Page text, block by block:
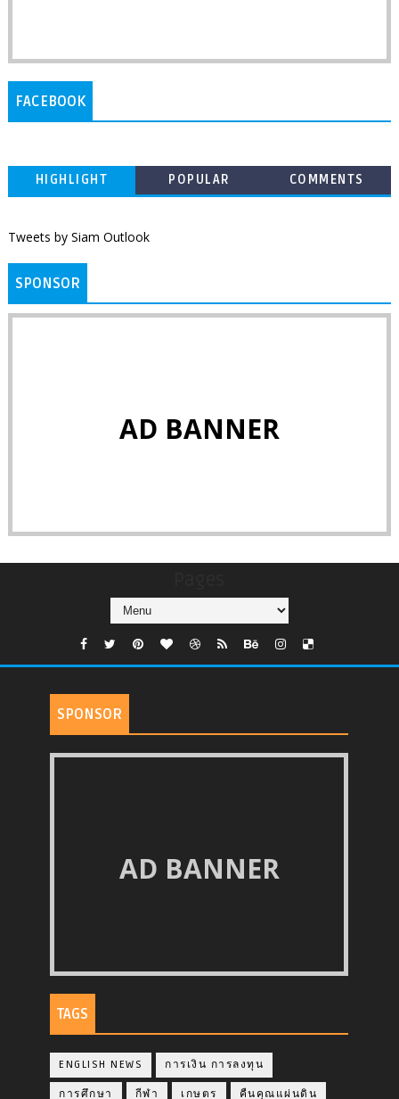
FACEBOOK
HIGHLIGHT POPULAR COMMENTS
Tweets by Siam Outlook
SPONSOR
AD BANNER
SPONSOR
AD BANNER
TAGS
ENGLISH NEWS การเงิน การลงทุน
การศึกษา กีฬา เกษตร คืนคุณแผ่นดิน